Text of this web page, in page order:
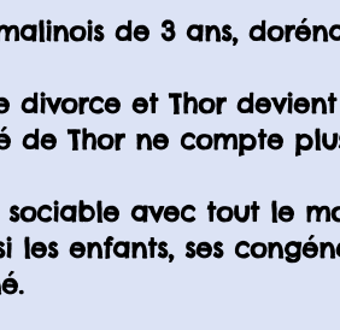
de 3 ans,
divorce et Thor
de Thor ne compte
sociable avec tout le
les enfants, ses